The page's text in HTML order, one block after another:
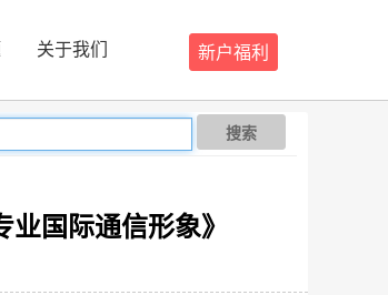
新户福利
关于我们
搜索
国际通信形象》